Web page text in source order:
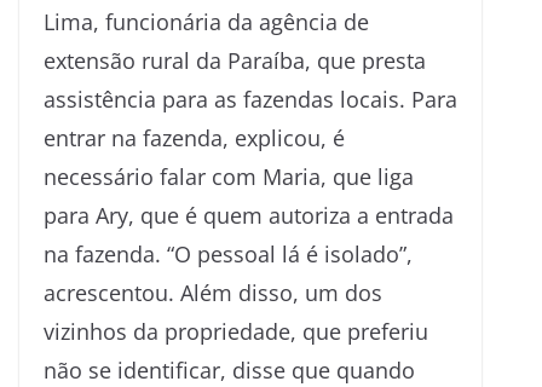
Lima, funcionária da agência de
extensão rural da Paraíba, que presta
assistência para as fazendas locais. Para
entrar na fazenda, explicou, é
necessário falar com Maria, que liga
para Ary, que é quem autoriza a entrada
na fazenda. “O pessoal lá é isolado”,
acrescentou. Além disso, um dos
vizinhos da propriedade, que preferiu
não se identificar, disse que quando